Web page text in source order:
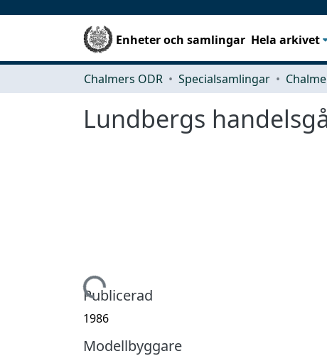
Enheter och samlingar Hela arkivet
Chalmers ODR Specialsamlingar
Lundbergs
Hämtar...
Publicerad
1986
Modellbyggare